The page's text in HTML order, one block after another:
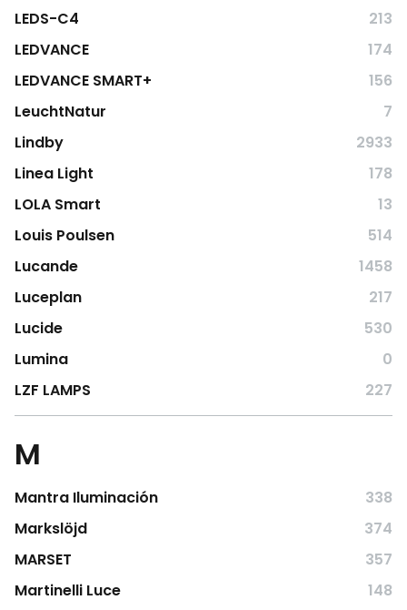
LEDS-C4
213
LEDVANCE
174
LEDVANCE SMART+
156
LeuchtNatur
7
Lindby
2933
Linea Light
178
LOLA Smart
13
Louis Poulsen
514
Lucande
1458
Luceplan
217
Lucide
530
Lumina
0
LZF LAMPS
227
M
Mantra Iluminación
338
Markslöjd
374
MARSET
357
Martinelli Luce
148